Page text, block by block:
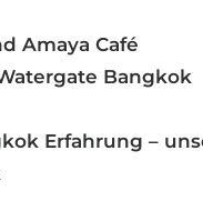
Amaya Café
Bangkok
Erfahrung –